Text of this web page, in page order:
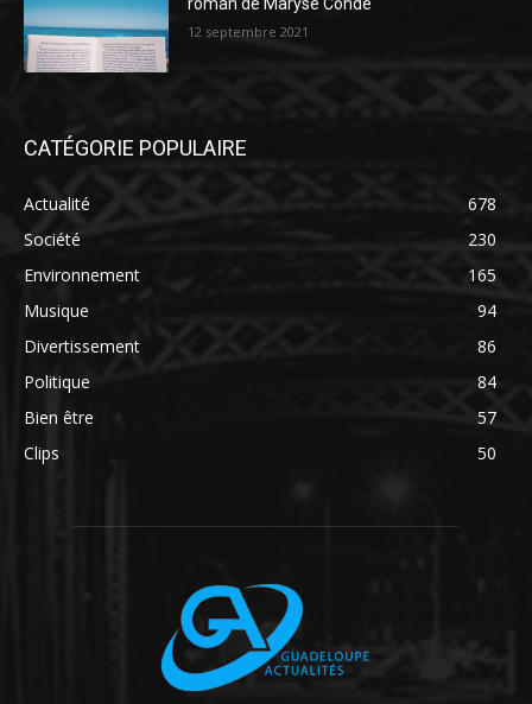
12 septembre 2021
CATÉGORIE POPULAIRE
Actualité
678
Société
230
Environnement
165
Musique
94
Divertissement
86
Politique
84
Bien être
57
Clips
50